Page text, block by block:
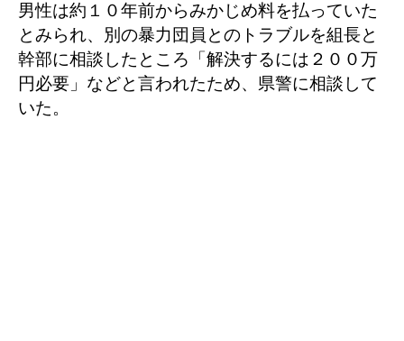
男性は約１０年前からみかじめ料を払っていた
とみられ、別の暴力団員とのトラブルを組長と
幹部に相談したところ「解決するには２００万
円必要」などと言われたため、県警に相談して
いた。